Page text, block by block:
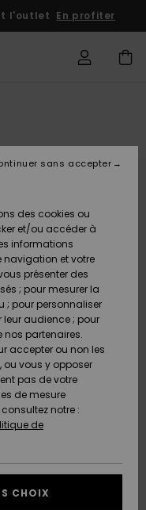
l'outlet En profiter
France,
exposed beach
surf spots in
create multiple
on swell and
become powerful,
better suited to
On smaller days,
more
beach breaks,
be present. It’s
before paddling
allows you to
and line-up
des cookies ou
et/ou accéder à
informations
navigation et votre
présenter des
; pour mesurer la
; pour personnaliser
leur audience ; pour
nos partenaires.
accepter ou non les
vous y opposer
pas de votre
de mesure
notre :
de
CHOIX
sans accepter